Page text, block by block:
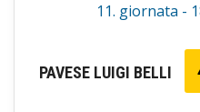
11. giornata -
PAVESE LUIGI BELLI